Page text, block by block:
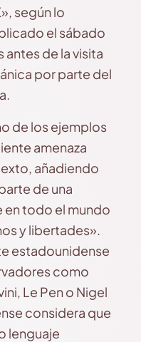
según lo
el sábado
antes de la visita
por parte del
de los ejemplos
amenaza
añadiendo
de una
en todo el mundo
y libertades».
estadounidense
como
Le Pen o Nigel
considera que
lenguaje